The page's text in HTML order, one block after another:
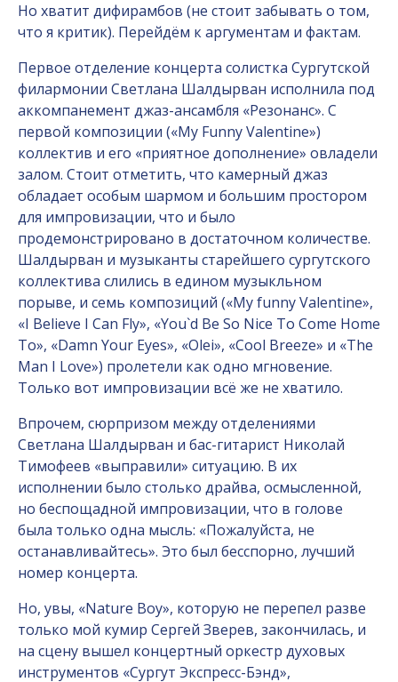
Но хватит дифирамбов (не стоит забывать о том,
что я критик). Перейдём к аргументам и фактам.
Первое отделение концерта солистка Сургутской
филармонии Светлана Шалдырван исполнила под
аккомпанемент джаз-ансамбля «Резонанс». С
первой композиции («My Funny Valentine»)
коллектив и его «приятное дополнение» овладели
залом. Стоит отметить, что камерный джаз
обладает особым шармом и большим простором
для импровизации, что и было
продемонстрировано в достаточном количестве.
Шалдырван и музыканты старейшего сургутского
коллектива слились в едином музыкльном
порыве, и семь композиций («My funny Valentine»,
«I Believe I Can Fly», «You`d Be So Nice To Come Home
To», «Damn Your Eyes», «Olei», «Cool Breeze» и «The
Man I Love») пролетели как одно мгновение.
Только вот импровизации всё же не хватило.
Впрочем, сюрпризом между отделениями
Светлана Шалдырван и бас-гитарист Николай
Тимофеев «выправили» ситуацию. В их
исполнении было столько драйва, осмысленной,
но беспощадной импровизации, что в голове
была только одна мысль: «Пожалуйста, не
останавливайтесь». Это был бесспорно, лучший
номер концерта.
Но, увы, «Nature Boy», которую не перепел разве
только мой кумир Сергей Зверев, закончилась, и
на сцену вышел концертный оркестр духовых
инструментов «Сургут Экспресс-Бэнд»,